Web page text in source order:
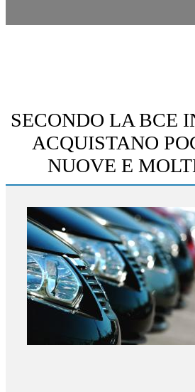
SECONDO LA BCE
ACQUISTANO
NUOVE E